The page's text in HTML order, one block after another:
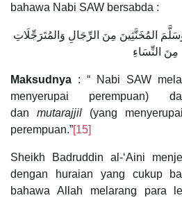
bahawa Nabi SAW bersabda :
‌المُخَنَّثِينَ مِنَ الرِّجَالِ وَالمُتَرَجِّلَاتِ
مِنَ النِّسَاءِ
Maksudnya : “ Nabi SAW
menyerupai perempuan)
dan mutarajjil (yang
perempuan.”[15]
Sheikh Badruddin al-‘Aini
dengan huraian yang cukup
bahawa Allah melarang para